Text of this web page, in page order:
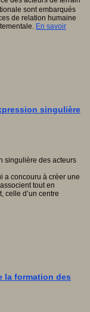
sont embarqués
de relation humaine
En savoir
singulière
a concouru à créer une
tout en
celle d’un centre
la formation des